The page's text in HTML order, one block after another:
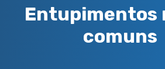
Entupimentos
comuns